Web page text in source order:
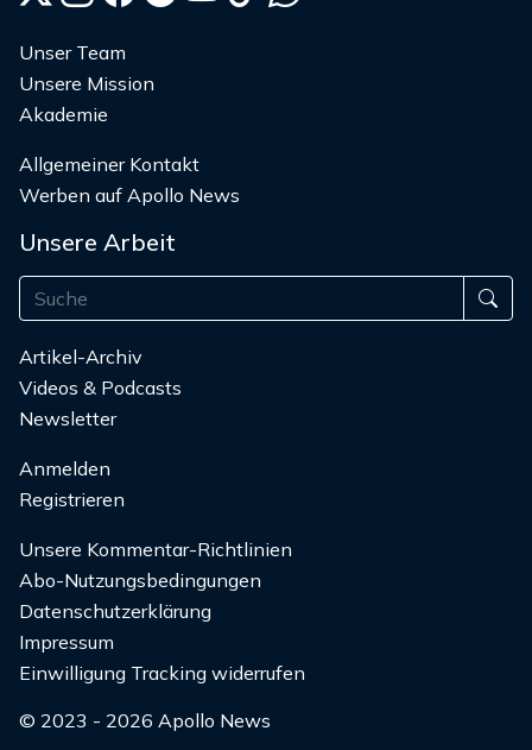
Unser Team
Unsere Mission
Akademie
Allgemeiner Kontakt
Werben auf Apollo News
Unsere Arbeit
Artikel-Archiv
Videos & Podcasts
Newsletter
Anmelden
Registrieren
Unsere Kommentar-Richtlinien
Abo-Nutzungsbedingungen
Datenschutzerklärung
Impressum
Einwilligung Tracking widerrufen
© 2023 - 2026 Apollo News